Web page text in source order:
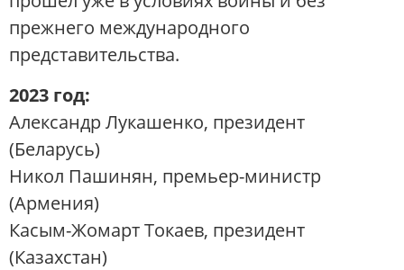
прежнего международного
представительства.
2023 год:
Александр Лукашенко, президент
(Беларусь)
Никол Пашинян, премьер-министр
(Армения)
Касым-Жомарт Токаев, президент
(Казахстан)